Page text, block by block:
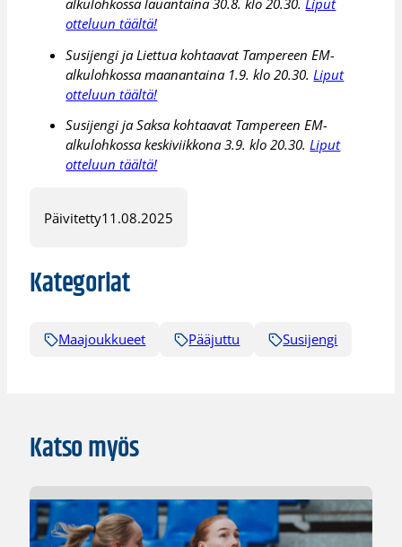
otteluun täältä!
Susijengi ja Liettua kohtaavat Tampereen EM-
alkulohkossa maanantaina 1.9. klo 20.30. Liput
otteluun täältä!
Susijengi ja Saksa kohtaavat Tampereen EM-
alkulohkossa keskiviikkona 3.9. klo 20.30.Liput
otteluun täältä!
Päivitetty11.08.2025
Kategoriat
Maajoukkueet Pääjuttu Susijengi
Katso myös